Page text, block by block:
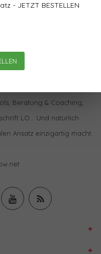
- JETZT BESTELLEN
Beratung & Coaching,
LO… Und natürlich
Ansatz einzigartig macht.